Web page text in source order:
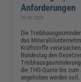
Anforderungen
30.06.2026
Die
das
Kraftstoffe
Bundestag den
die THG-Quote bis
angehoben werden soll.